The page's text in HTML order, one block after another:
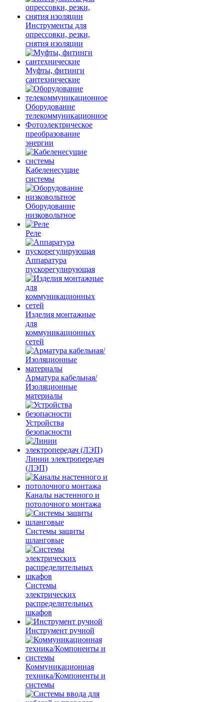
Инструменты для
опрессовки, резки,
снятия изоляции
Муфты, фитинги
сантехнические
Оборудование
телекоммуникационное
Фотоэлектрическое
преобразование
энергии
Кабеленесущие
системы
Оборудование
низковольтное
Реле
Аппаратура
пускорегулирующая
Изделия монтажные
для
коммуникационных
сетей
Арматура кабельная/
Изоляционные
материалы
Устройства
безопасности
Линии электропередач
(ЛЭП)
Каналы настенного и
потолочного монтажа
Системы защиты
шланговые
Системы
электрических
распределительных
шкафов
Инструмент ручной
Коммуникационная
техника/Компоненты и
системы